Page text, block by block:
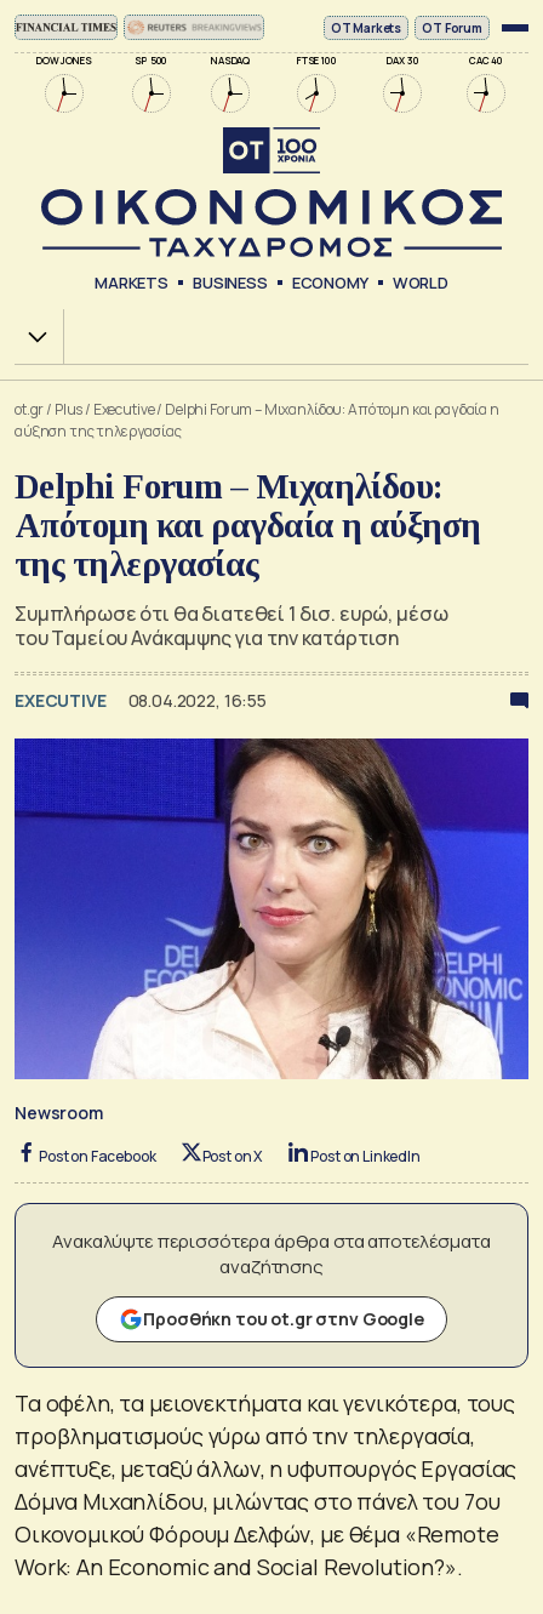
DOW JONES SP 500 NASDAQ FTSE 100 DAX 30 CAC 40
ΟΤ Markets OT Forum
MARKETS BUSINESS ECONOMY WORLD
Χ.Α.
ot.gr/ Plus/ Executive/ Delphi Forum – Μιχαηλίδου: Απότομη και ραγδαία η
αύξηση της τηλεργασίας
Delphi Forum – Μιχαηλίδου:
Απότομη και ραγδαία η αύξηση
της τηλεργασίας
Συμπλήρωσε ότι θα διατεθεί 1 δισ. ευρώ, μέσω
του Ταμείου Ανάκαμψης για την κατάρτιση
EXECUTIVE 08.04.2022, 16:55
Newsroom
Post on Facebook Post on X Post on LinkedIn
Ανακαλύψτε περισσότερα άρθρα στα αποτελέσματα
αναζήτησης
Προσθήκη του ot.gr στην Google
Τα οφέλη, τα μειονεκτήματα και γενικότερα, τους
προβληματισμούς γύρω από την τηλεργασία,
ανέπτυξε, μεταξύ άλλων, η υφυπουργός Εργασίας
Δόμνα Μιχαηλίδου, μιλώντας στο πάνελ του 7ου
Οικονομικού Φόρουμ Δελφών, με θέμα «Remote
Work: An Economic and Social Revolution?».